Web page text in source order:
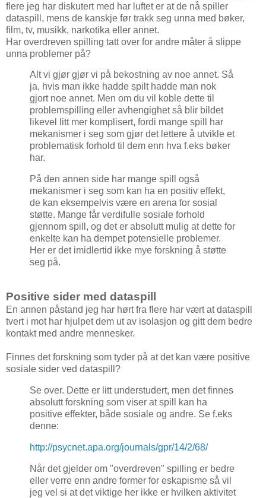
flere jeg har diskutert med har luftet er at de nå spiller
dataspill, mens de kanskje før trakk seg unna med bøker,
film, tv, musikk, narkotika eller annet.
Har overdreven spilling tatt over for andre måter å slippe
unna problemer på?
Alt vi gjør gjør vi på bekostning av noe annet. Så
ja, hvis man ikke hadde spilt hadde man nok
gjort noe annet. Men om du vil koble dette til
problemspilling eller avhengighet så blir bildet
likevel litt mer komplisert, fordi mange spill har
mekanismer i seg som gjør det lettere å utvikle et
problematisk forhold til dem enn hva f.eks bøker
har.
På den annen side har mange spill også
mekanismer i seg som kan ha en positiv effekt,
de kan eksempelvis være en arena for sosial
støtte. Mange får verdifulle sosiale forhold
gjennom spill, og det er absolutt mulig at dette for
enkelte kan ha dempet potensielle problemer.
Her er det imidlertid ikke mye forskning å støtte
seg på.
Positive sider med dataspill
En annen påstand jeg har hørt fra flere har vært at dataspill
tvert i mot har hjulpet dem ut av isolasjon og gitt dem bedre
kontakt med andre mennesker.
Finnes det forskning som tyder på at det kan være positive
sosiale sider ved dataspill?
Se over. Dette er litt understudert, men det finnes
absolutt forskning som viser at spill kan ha
positive effekter, både sosiale og andre. Se f.eks
denne:
http://psycnet.apa.org/journals/gpr/14/2/68/
Når det gjelder om "overdreven" spilling er bedre
eller verre enn andre former for eskapisme så vil
jeg vel si at det viktige her ikke er hvilken aktivitet